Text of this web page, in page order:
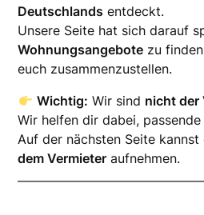
Deutschlands entdeckt.
Unsere Seite hat sich darauf
Wohnungsangebote zu
euch zusammenzustellen.
Wichtig: Wir sind nicht der
Wir helfen dir dabei,
Auf der nächsten Seite
dem Vermieter aufnehmen.